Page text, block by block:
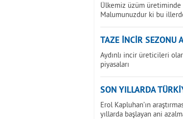
Ülkemiz üzüm üretiminde
Malumunuzdur ki bu
TAZE İNCİR SEZONU
Aydınlı incir üreticileri
piyasaları
SON YILLARDA
Erol Kapluhan’ın
yıllarda başlayan ani